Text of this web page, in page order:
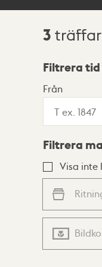
3
Visningsläge
Lista
Filtrera tid
Från
Filtrera
Visa inte